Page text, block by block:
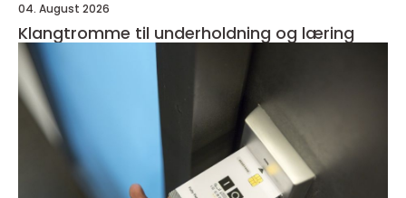
04. August 2026
Klangtromme til underholdning og læring